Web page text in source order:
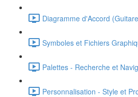
Diagramme d'Accord
Symboles et Fichiers
Palettes - Recherche et
Personnalisation - Style et